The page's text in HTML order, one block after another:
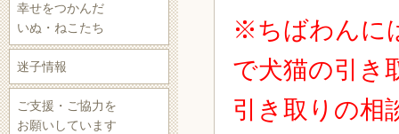
※ちばわんに
で犬猫の引き
引き取りの相
幸せをつかんだ
いぬ・ねこたち
迷子情報
ご支援・ご協力を
お願いしています